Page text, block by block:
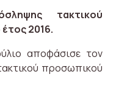
τακτικού
2016.
αποφάσισε τον
προσωπικού